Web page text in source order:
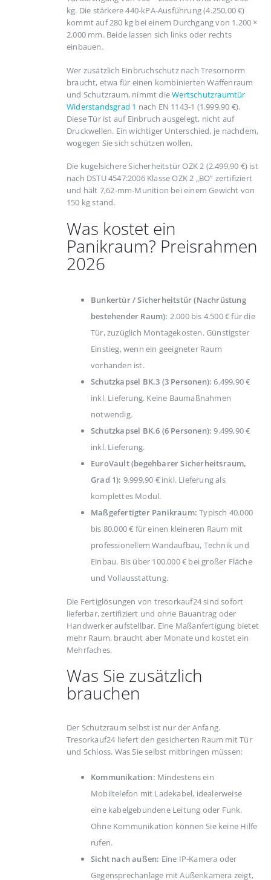
kg. Die stärkere 440-kPA-Ausführung (4.250,00 €)
kommt auf 280 kg bei einem Durchgang von 1.200 ×
2.000 mm. Beide lassen sich links oder rechts
einbauen.
Wer zusätzlich Einbruchschutz nach Tresornorm
braucht, etwa für einen kombinierten Waffenraum
und Schutzraum, nimmt dieWertschutzraumtür
Widerstandsgrad 1 nach EN 1143-1 (1.999,90 €).
Diese Tür ist auf Einbruch ausgelegt, nicht auf
Druckwellen. Ein wichtiger Unterschied, je nachdem,
wogegen Sie sich schützen wollen.
Die kugelsichere Sicherheitstür OZK 2 (2.499,90 €) ist
nach DSTU 4547:2006 Klasse OZK 2 „BO” zertifiziert
und hält 7,62-mm-Munition bei einem Gewicht von
150 kg stand.
Was kostet ein
Panikraum? Preisrahmen
2026
Bunkertür / Sicherheitstür (Nachrüstung
bestehender Raum): 2.000 bis 4.500 € für die
Tür, zuzüglich Montagekosten. Günstigster
Einstieg, wenn ein geeigneter Raum
vorhanden ist.
Schutzkapsel BK.3 (3 Personen): 6.499,90 €
inkl. Lieferung. Keine Baumaßnahmen
notwendig.
Schutzkapsel BK.6 (6 Personen): 9.499,90 €
inkl. Lieferung.
EuroVault (begehbarer Sicherheitsraum,
Grad 1): 9.999,90 € inkl. Lieferung als
komplettes Modul.
Maßgefertigter Panikraum: Typisch 40.000
bis 80.000 € für einen kleineren Raum mit
professionellem Wandaufbau, Technik und
Einbau. Bis über 100.000 € bei großer Fläche
und Vollausstattung.
Die Fertiglösungen von tresorkauf24 sind sofort
lieferbar, zertifiziert und ohne Bauantrag oder
Handwerker aufstellbar. Eine Maßanfertigung bietet
mehr Raum, braucht aber Monate und kostet ein
Mehrfaches.
Was Sie zusätzlich
brauchen
Der Schutzraum selbst ist nur der Anfang.
Tresorkauf24 liefert den gesicherten Raum mit Tür
und Schloss. Was Sie selbst mitbringen müssen:
Kommunikation: Mindestens ein
Mobiltelefon mit Ladekabel, idealerweise
eine kabelgebundene Leitung oder Funk.
Ohne Kommunikation können Sie keine Hilfe
rufen.
Sicht nach außen: Eine IP-Kamera oder
Gegensprechanlage mit Außenkamera zeigt,